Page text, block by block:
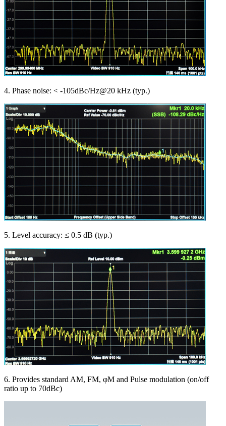
4. Phase noise: < -105dBc/Hz@20 kHz (typ.)
5. Level accuracy: ≤ 0.5 dB (typ.)
6. Provides standard AM, FM, φM and Pulse modulation (on/off
ratio up to 70dBc)